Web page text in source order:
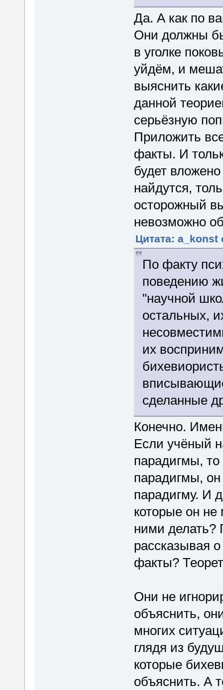
Да. А как по
Они должны
в уголке
уйдём, и
выяснить
данной
серьёзную
Приложить
факты. И
будет
найдутся,
осторожный
невозможно
Цитата: a_konst
По факту
поведению
"научной
остальных,
их
сделанные
Конечно.
Если учёный
парадигмы, то
парадигмы, он
парадигму. И
которые он
ними делать?
рассказывая
факты?
Они не
объяснить,
многих
глядя из
которые
объяснить. А